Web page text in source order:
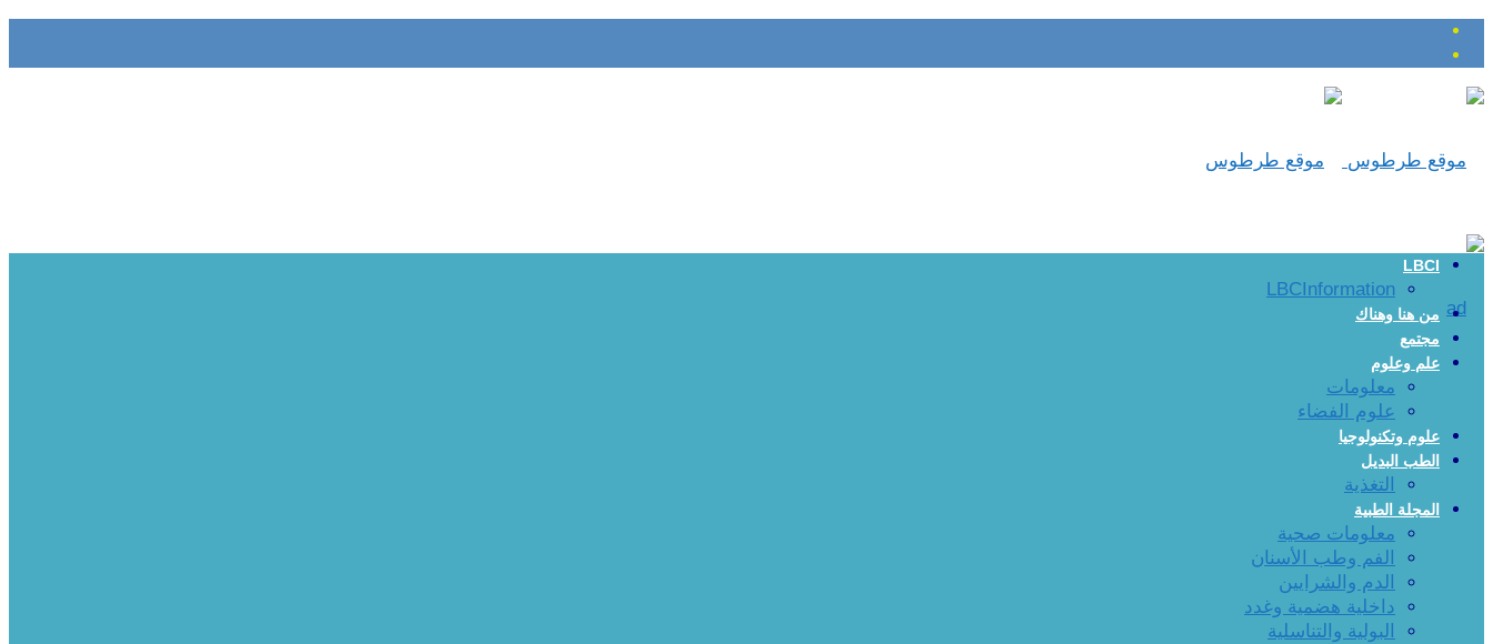
LBCI
LBCInformation
من هنا وهناك
مجتمع
علم وعلوم
معلومات
علوم الفضاء
علوم وتكنولوجيا
الطب البديل
التغذية
المجلة الطبية
معلومات صحية
الفم وطب الأسنان
الدم والشرايين
داخلية هضمية وغدد
البولية والتناسلية